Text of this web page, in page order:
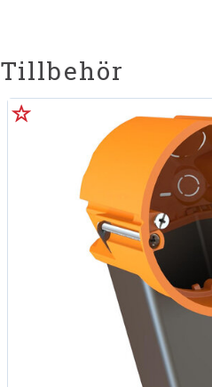
Tillbehör